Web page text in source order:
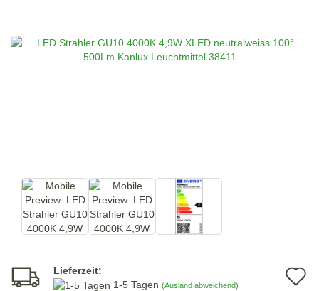
Lieferzeit:
1-5 Tagen (Ausland abweichend)